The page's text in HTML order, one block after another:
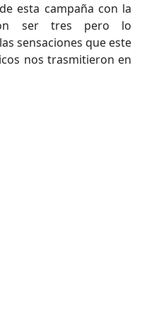
esta campaña con la
ser tres pero lo
sensaciones que este
nos trasmitieron en